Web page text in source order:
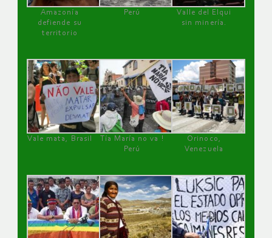
Amazonía
defiende su
territorio
Perú
Valle del Elqui
sin minería.
Vale mata, Brasil
Tía María no va !
Perú
Orinoco,
Venezuela